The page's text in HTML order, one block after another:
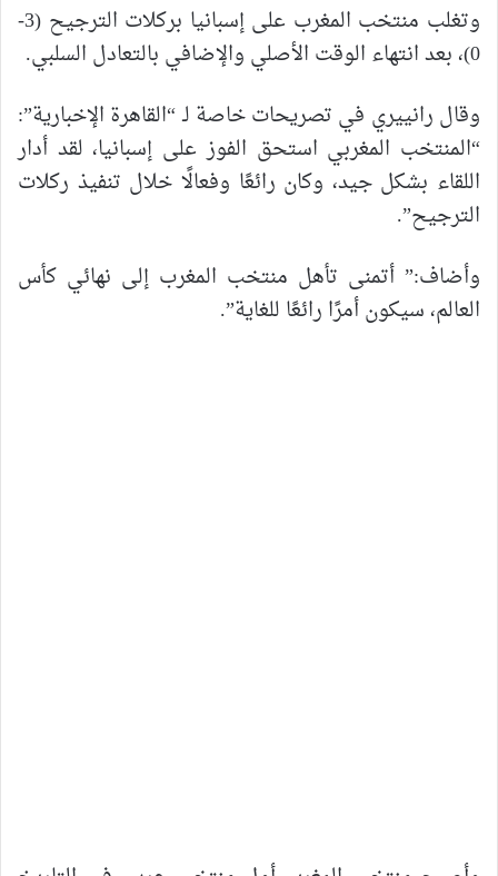
وتغلب منتخب المغرب على إسبانيا بركلات الترجيح (3-
0)، بعد انتهاء الوقت الأصلي والإضافي بالتعادل السلبي.
وقال رانييري في تصريحات خاصة لـ “القاهرة الإخبارية”:
“المنتخب المغربي استحق الفوز على إسبانيا، لقد أدار
اللقاء بشكل جيد، وكان رائعًا وفعالًا خلال تنفيذ ركلات
الترجيح”.
وأضاف:” أتمنى تأهل منتخب المغرب إلى نهائي كأس
العالم، سيكون أمرًا رائعًا للغاية”.